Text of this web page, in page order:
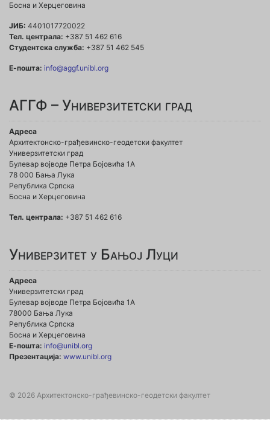
Босна и Херцеговина
ЈИБ: 4401017720022
Тел. централа: +387 51 462 616
Студентска служба: +387 51 462 545
Е-пошта: info@aggf.unibl.org
АГГФ – Универзитетски град
Адреса
Архитектонско-грађевинско-геодетски факултет
Универзитетски град
Булевар војводе Петра Бојовића 1A
78 000 Бања Лука
Република Српска
Босна и Херцеговина
Тел. централа: +387 51 462 616
Универзитет у Бањој Луци
Адреса
Универзитетски град
Булевар војводе Петра Бојовића 1А
78000 Бања Лука
Република Српска
Босна и Херцеговина
Е-пошта: info@unibl.org
Презентација: www.unibl.org
© 2026 Архитектонско-грађевинско-геодетски факултет